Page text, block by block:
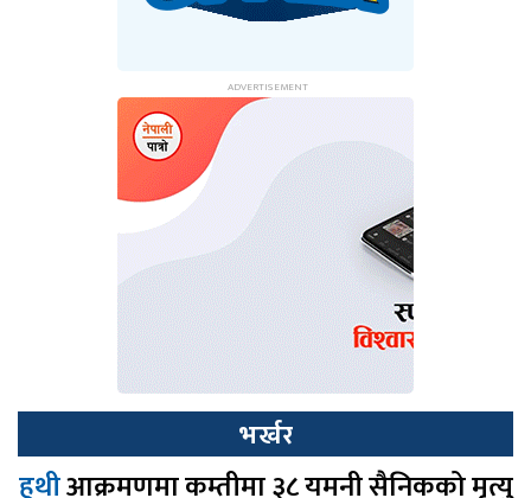
भर्खर
हुथीआक्रमणमा कम्तीमा ३८ यमनी सैनिकको मृत्यु